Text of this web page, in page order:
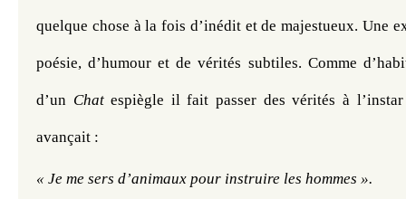
quelque chose à la fois d’inédit et de majestueux. Une
poésie, d’humour et de vérités subtiles. Comme
d’un Chat espiègle il fait passer des vérités à
avançait :
« Je me sers d’animaux pour instruire les hommes ».